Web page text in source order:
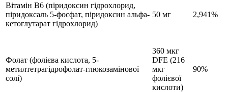
Вітамін B6 (піридоксин гідрохлорид,
піридоксаль 5-фосфат, піридоксин альфа-
кетоглутарат гідрохлорид)
50 мг 2,941%
Фолат (фолієва кислота, 5-
метилтетрагідрофолат-глюкозамінової
солі)
360 мкг
DFE (216
мкг
фолієвої
кислоти)
90%